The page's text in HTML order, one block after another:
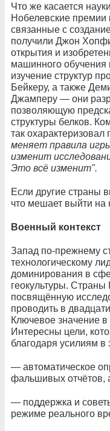
Что же касается
Нобелевские премии
связанные с
получили Джон
открытия и
машинного обучения
изучение структур
Бейкеру, а также
Джамперу — они
позволяющую
структуры белков.
так
меняет правила
изменит
Это всё изменит".
Если другие страны
что мешает выйти на
Военный контекст
Запад по-прежнему
технологическому
доминирования в
геокультуры.
посвящённую
проводить в
Ключевое значение
Интересны цели,
благодаря усилиям в
— автоматическое
фальшивых отчётов,
— поддержка и
режиме реального